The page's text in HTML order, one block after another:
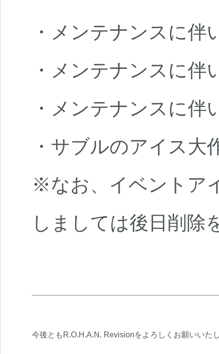
・メンテナンスに
・メンテナンスに
・メンテナンスに
・サブルのアイス
※なお、イベントア
しましては後日削除
今後ともR.O.H.A.N. Revisionをよろしくお願いいた